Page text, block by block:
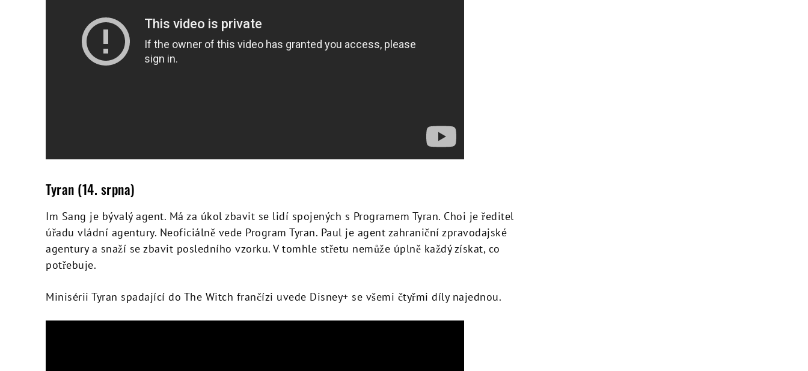
Tyran (14. srpna)
Im Sang je bývalý agent. Má za úkol zbavit se lidí spojených s Programem Tyran. Choi je ředitel
úřadu vládní agentury. Neoficiálně vede Program Tyran. Paul je agent zahraniční zpravodajské
agentury a snaží se zbavit posledního vzorku. V tomhle střetu nemůže úplně každý získat, co
potřebuje.
Minisérii Tyran spadající do The Witch frančízi uvede Disney+ se všemi čtyřmi díly najednou.